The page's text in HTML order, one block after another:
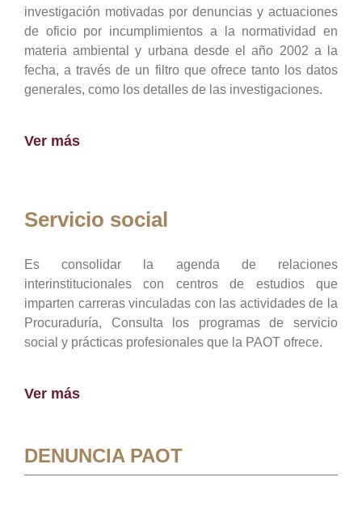
investigación motivadas por denuncias y actuaciones
de oficio por incumplimientos a la normatividad en
materia ambiental y urbana desde el año 2002 a la
fecha, a través de un filtro que ofrece tanto los datos
generales, como los detalles de las investigaciones.
Ver más
Servicio social
Es consolidar la agenda de relaciones
interinstitucionales con centros de estudios que
imparten carreras vinculadas con las actividades de la
Procuraduría, Consulta los programas de servicio
social y prácticas profesionales que la PAOT ofrece.
Ver más
DENUNCIA PAOT